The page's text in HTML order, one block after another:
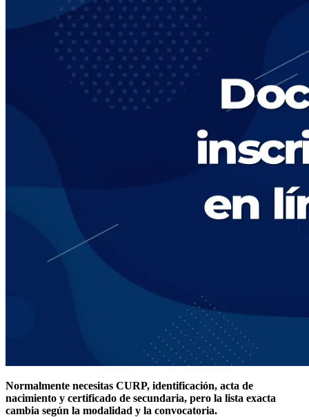
Normalmente necesitas CURP, identificación, acta de
nacimiento y certificado de secundaria, pero la lista exacta
cambia según la modalidad y la convocatoria.